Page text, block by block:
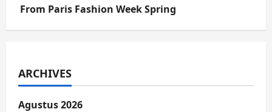
From Paris Fashion Week Spring
ARCHIVES
Agustus 2026